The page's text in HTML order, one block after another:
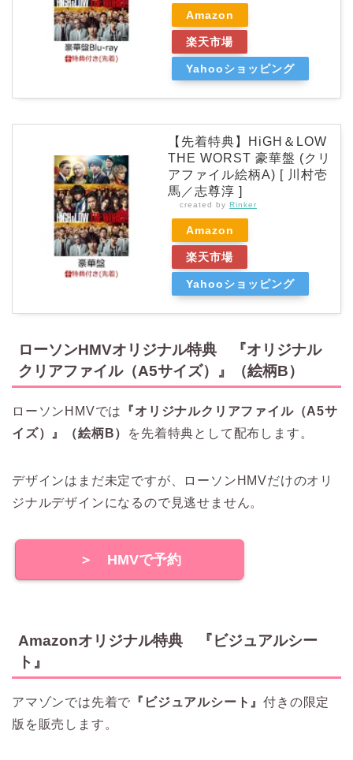
Amazon
楽天市場
Yahooショッピング
【先着特典】HiGH＆LOW
THE WORST 豪華盤 (クリ
アファイル絵柄A) [ 川村壱
馬／志尊淳 ]
created by Rinker
Amazon
楽天市場
Yahooショッピング
ローソンHMVオリジナル特典 『オリジナル
クリアファイル（A5サイズ）』（絵柄B）
ローソンHMVでは
『オリジナルクリアファイル（A5サ
イズ）』（絵柄B）
を先着特典として配布します。
デザインはまだ未定ですが、ローソンHMVだけのオリ
ジナルデザインになるので見逃せません。
＞ HMVで予約
Amazonオリジナル特典 『ビジュアルシー
ト』
アマゾンでは先着で 『ビジュアルシート』付きの限定
版を販売します。